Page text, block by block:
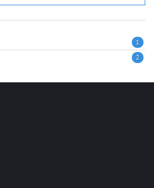
1
2